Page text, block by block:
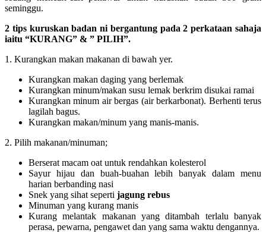
seminggu.
2 tips kuruskan badan ni bergantung pada 2 perkataan sahaja
iaitu “KURANG” & ” PILIH”.
1. Kurangkan makan makanan di bawah yer.
Kurangkan makan daging yang berlemak
Kurangkan minum/makan susu lemak berkrim disukai ramai
Kurangkan minum air bergas (air berkarbonat). Berhenti terus
lagilah bagus.
Kurangkan makan/minum yang manis-manis.
2. Pilih makanan/minuman;
Berserat macam oat untuk rendahkan kolesterol
Sayur hijau dan buah-buahan lebih banyak dalam menu
harian berbanding nasi
Snek yang sihat seperti jagung rebus
Minuman yang kurang manis
Kurang melantak makanan yang ditambah terlalu banyak
perasa, pewarna, pengawet dan yang sama waktu dengannya.